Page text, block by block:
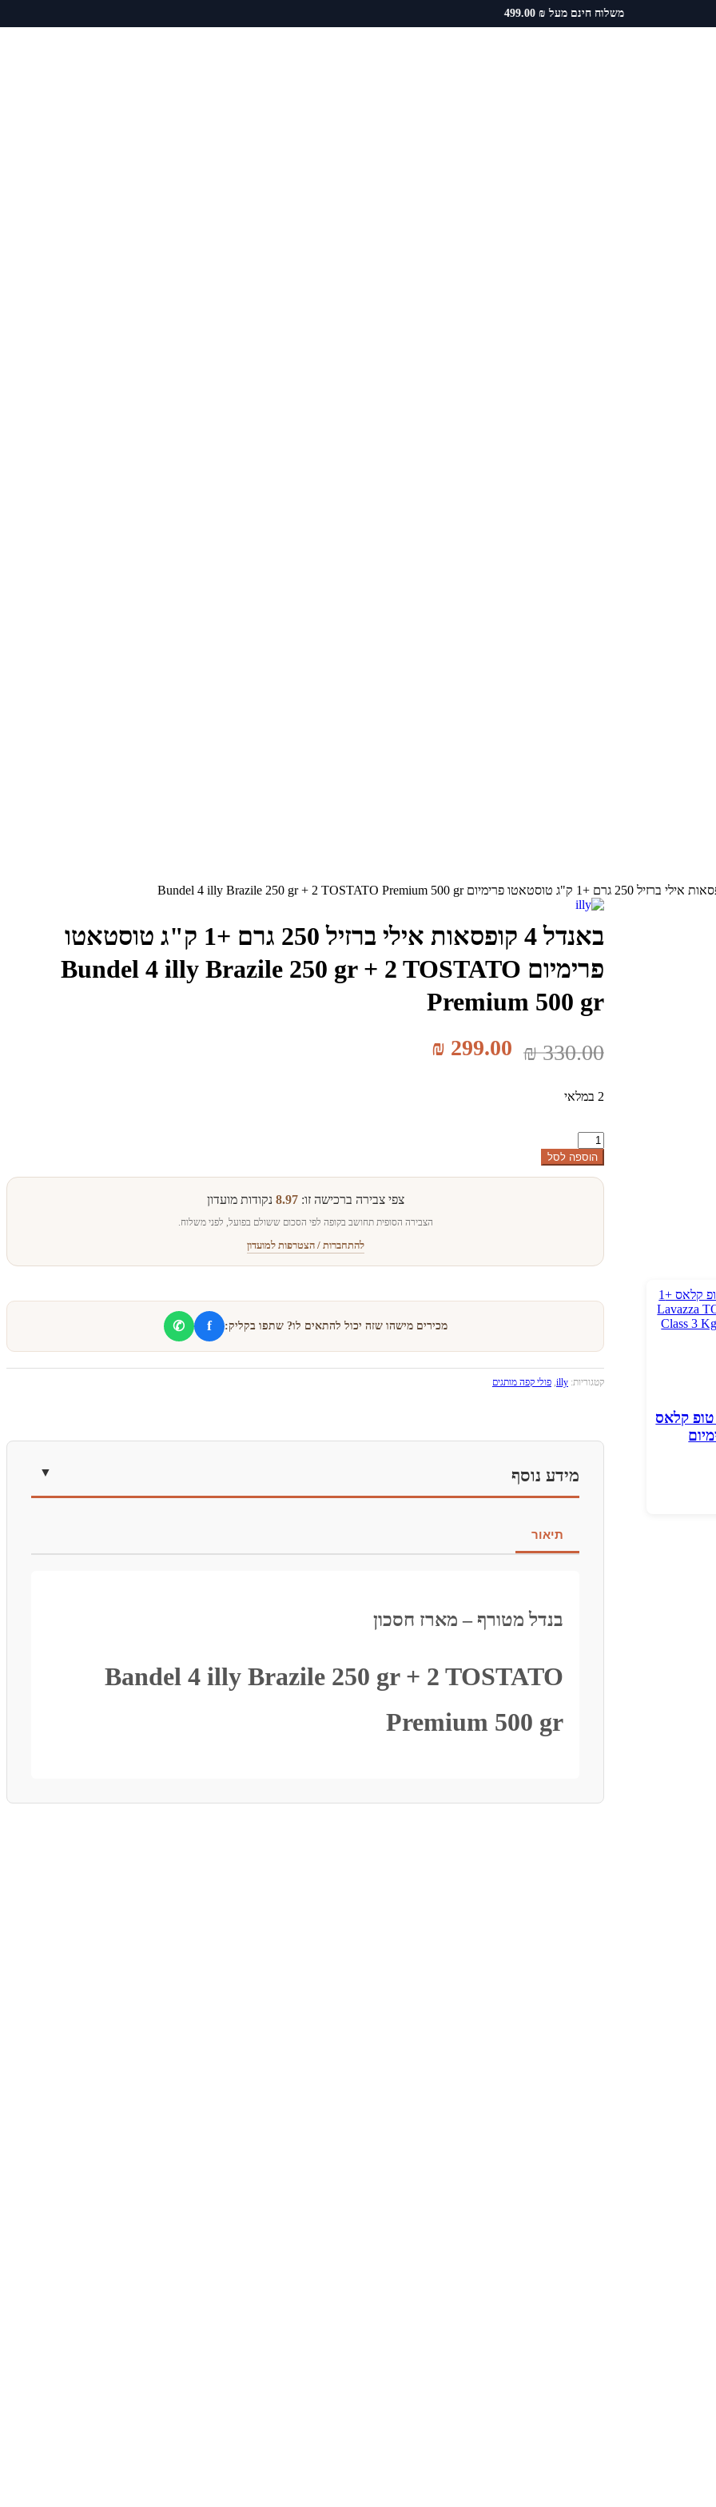
משלוח חינם מעל ₪ 499.00
טופ קלאס
באנדל 4 קופסאות אילי ברזיל 250 גרם +1 ק"ג טוסטאטו
פרימיום Bundel 4 illy Brazile 250 gr + 2 TOSTATO
Premium 500 gr
₪330.00
₪ 299.00
2 במלאי
כמות
של
באנדל
4
+1
פרימיום
illy
Brazile
250
TOSTATO
הוספה לסל
צפי צבירה ברכישה זו:8.97 נקודות מועדון
הצבירה הסופית תחושב בקופה לפי הסכום ששולם בפועל, לפני משלוח.
להתחברות / הצטרפות למועדון
מכירים מישהו שזה יכול להתאים לו? שתפו בקליק: f
✆
קטגוריות: illy
, פולי קפה מותגים
מידע נוסף
תיאור
בנדל מטורף – מארז חסכון
Bandel 4 illy Brazile 250 gr + 2 TOSTATO
Premium 500 gr